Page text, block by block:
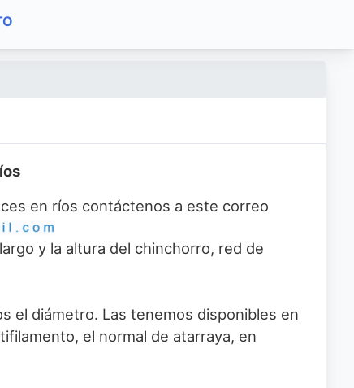
en ríos contáctenos a este correo
y la altura del chinchorro, red de
el diámetro. Las tenemos disponibles en
el normal de atarraya, en